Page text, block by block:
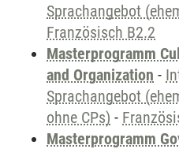
Sprachangebot
Französisch B2.2
Masterprogramm
and Organization -
Sprachangebot
ohne CPs) -
Masterprogramm